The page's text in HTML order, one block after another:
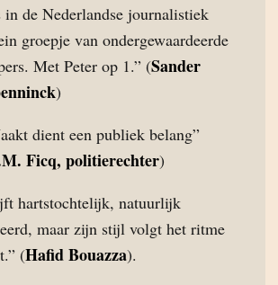
in de Nederlandse journalistiek
groepje van ondergewaardeerde
Met Peter op 1.” (Sander
)
dient een publiek belang”
Ficq, politierechter)
hartstochtelijk, natuurlijk
maar zijn stijl volgt het ritme
(Hafid Bouazza).